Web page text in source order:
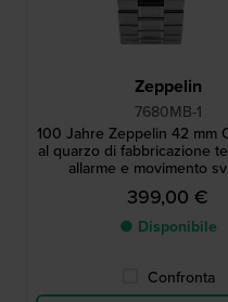
Zeppelin
7680MB-1
100 Jahre Zeppelin 42 mm
al quarzo di fabbricazione
allarme e movimento
399,00 €
● Disponibile
Confronta